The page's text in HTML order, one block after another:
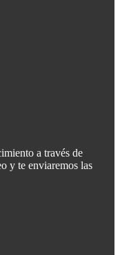
a través de
y te enviaremos las